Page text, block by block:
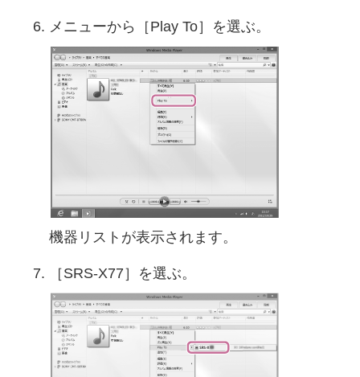
メニューから［Play To］を選ぶ。
機器リストが表示されます。
［SRS-X77］を選ぶ。